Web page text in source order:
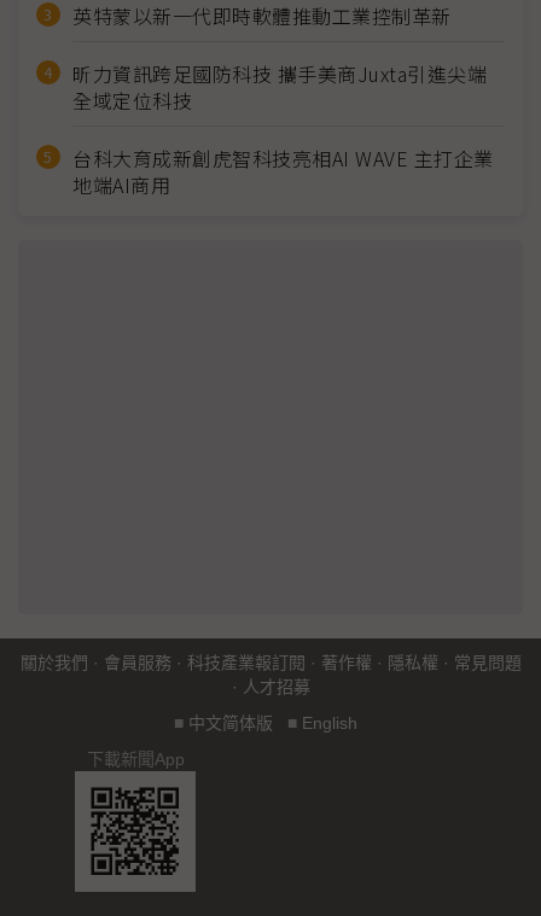
英特蒙以新一代即時軟體推動工業控制革新
昕力資訊跨足國防科技 攜手美商Juxta引進尖端
全域定位科技
台科大育成新創虎智科技亮相AI WAVE 主打企業
地端AI商用
關於我們 · 會員服務 · 科技產業報訂閱 · 著作權 · 隱私權 · 常見問題
· 人才招募
■ 中文简体版 ■ English
下載新聞App